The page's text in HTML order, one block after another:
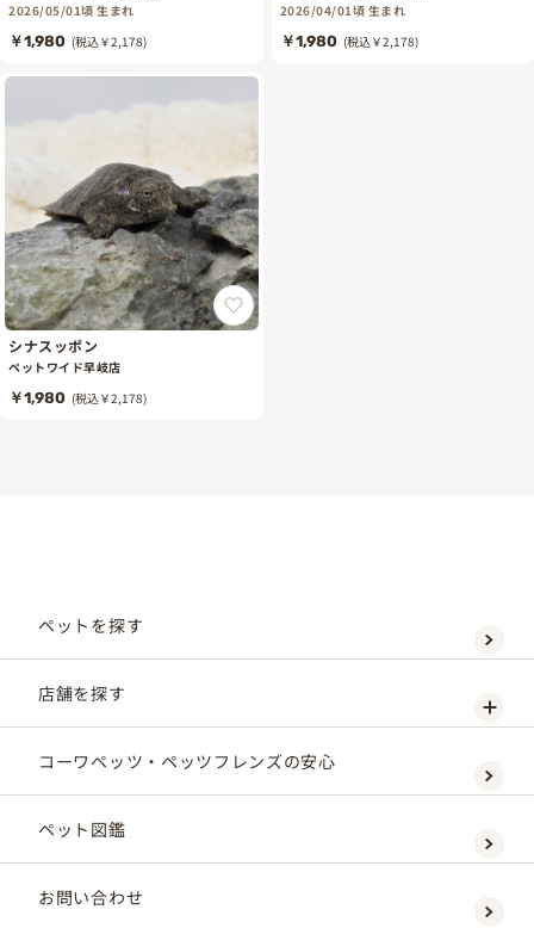
2026/05/01頃 生まれ
￥1,980 (税込￥2,178)
2026/04/01頃 生まれ
￥1,980 (税込￥2,178)
シナスッポン
ペットワイド早岐店
￥1,980 (税込￥2,178)
ペットを探す
店舗を探す
コーワペッツ・ペッツフレンズの安心
ペット図鑑
お問い合わせ